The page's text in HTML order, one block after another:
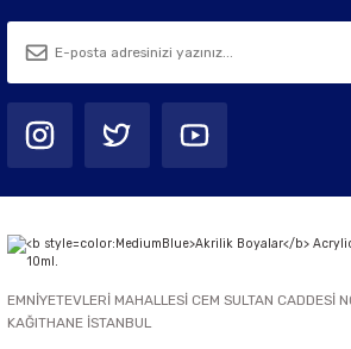
EMNİYETEVLERİ MAHALLESİ CEM SULTAN CADDESİ
KAĞITHANE İSTANBUL